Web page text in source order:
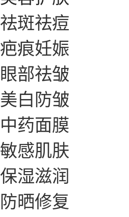
祛斑祛痘
疤痕妊娠
眼部祛皱
美白防皱
中药面膜
敏感肌肤
保湿滋润
防晒修复